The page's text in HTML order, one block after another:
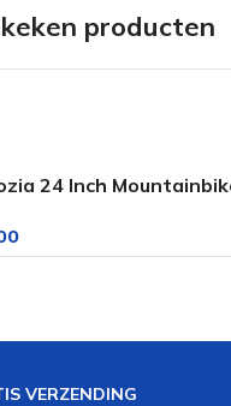
producten
24 Inch
VERZENDING